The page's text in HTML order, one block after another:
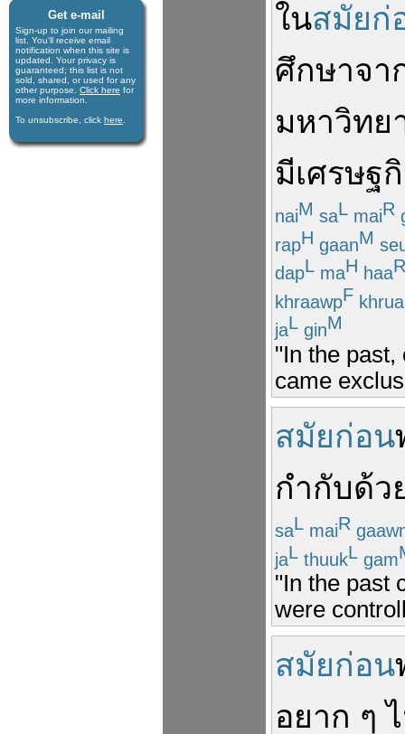
Get e-mail
Sign-up to join our mail­ing
list. You'll receive e­mail
notification when this site is
updated. Your privacy is
guaran­teed; this list is not
sold, shared, or used for any
other purpose. Click here for
more infor­mation.
To unsubscribe, click here
ในสมัยก่
ศึกษาจา
มหาวิทย
มีเศรษฐ
naiM saL maiR
rapH gaanM
dapL maH haaR
khraawpF
jaL ginM
"In the past,
came
สมัยก่อน
กำกับด้ว
saL maiR
jaL thuukL gam
"In the past
were
สมัยก่อน
อยาก ๆ